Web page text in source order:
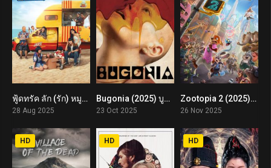
6.2ฟู้ดทรัค ลัก (รัก) หมูเด้ง Food Truck: Stolen Love… and Moo Deng (2025)
28 Aug 2025
7.7
Bugonia (2025) บูโกเนีย
23 Oct 2025
7.4Zootopia 2 (2025) นครสัตว์มหาสนุก 2
26 Nov 2025
HD HD HD